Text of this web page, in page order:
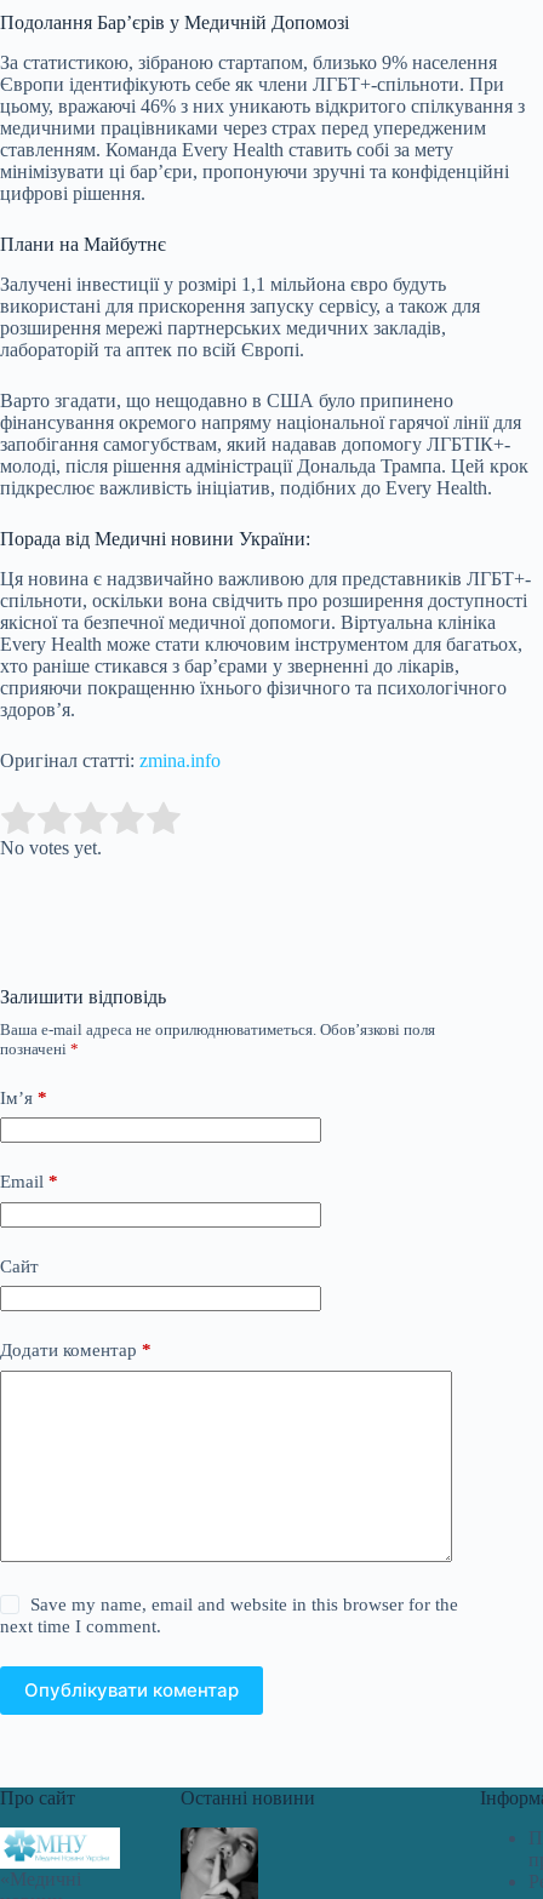
Подолання Бар’єрів у Медичній Допомозі
За статистикою, зібраною стартапом, близько 9% населення
Європи ідентифікують себе як члени ЛГБТ+-спільноти. При
цьому, вражаючі 46% з них уникають відкритого спілкування з
медичними працівниками через страх перед упередженим
ставленням. Команда Every Health ставить собі за мету
мінімізувати ці бар’єри, пропонуючи зручні та конфіденційні
цифрові рішення.
Плани на Майбутнє
Залучені інвестиції у розмірі 1,1 мільйона євро будуть
використані для прискорення запуску сервісу, а також для
розширення мережі партнерських медичних закладів,
лабораторій та аптек по всій Європі.
Варто згадати, що нещодавно в США було припинено
фінансування окремого напряму національної гарячої лінії для
запобігання самогубствам, який надавав допомогу ЛГБТІК+-
молоді, після рішення адміністрації Дональда Трампа. Цей крок
підкреслює важливість ініціатив, подібних до Every Health.
Порада від Медичні новини України:
Ця новина є надзвичайно важливою для представників ЛГБТ+-
спільноти, оскільки вона свідчить про розширення доступності
якісної та безпечної медичної допомоги. Віртуальна клініка
Every Health може стати ключовим інструментом для багатьох,
хто раніше стикався з бар’єрами у зверненні до лікарів,
сприяючи покращенню їхнього фізичного та психологічного
здоров’я.
Оригінал статті: zmina.info
Rate this item:
No votes yet.
Залишити відповідь
Ваша e-mail адреса не оприлюднюватиметься. Обов’язкові поля
позначені *
Ім’я *
Email *
Сайт
Додати коментар *
Save my name, email and website in this browser for the
next time I comment.
Опублікувати коментар
Про сайт
«Медичні
Останні новини